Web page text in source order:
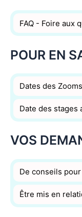
FAQ - Foire aux
POUR EN
Dates des
Date des stages
VOS
De conseils
Être mis en